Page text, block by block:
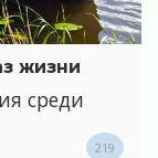
жизни
среди
219